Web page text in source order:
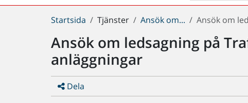
Du
här:
Startsida Tjänster Ansök om... Ansök om
Ansök om ledsagning på
anläggningar
Dela